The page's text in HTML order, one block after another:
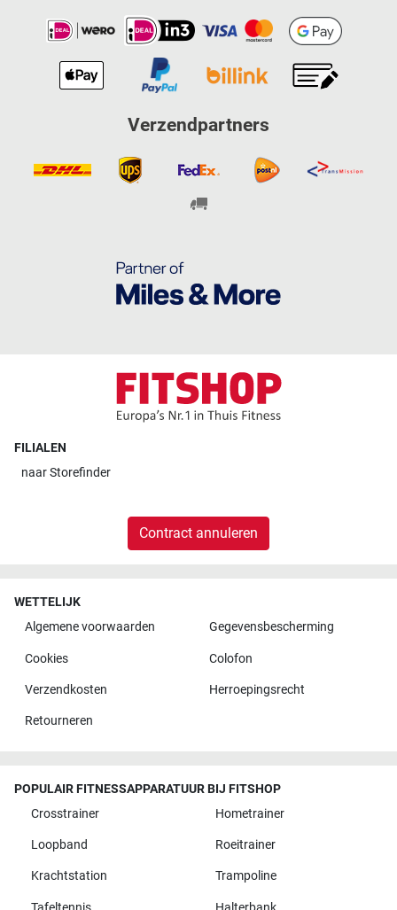
Verzendpartners
FILIALEN
naarStorefinder
Contract annuleren
WETTELIJK
Algemene voorwaarden
Gegevensbescherming
Cookies Colofon
Verzendkosten Herroepingsrecht
Retourneren
POPULAIR FITNESSAPPARATUUR BIJ FITSHOP
Crosstrainer
Hometrainer
Loopband Roeitrainer
Krachtstation Trampoline